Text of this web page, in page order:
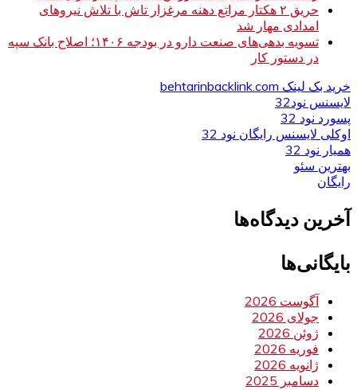
حریق ۲ هکتار مراتع دهنه مرغزار تاش با تلاش نیروهای
امدادی مهار شد
تسویه بدهی‌های صنعت دارو در بودجه ۱۴۰۶؛ اصلاح بانک سپه
در دستور کار
خرید بک لینک behtarinbacklink.com
لایسنس نود32
پسورد نود 32
اوکلی لایسنس رایگان نود 32
همیار نود 32
بهترین سئو
رایگان
آخرین دیدگاه‌ها
بایگانی‌ها
آگوست 2026
جولای 2026
ژوئن 2026
فوریه 2026
ژانویه 2026
دسامبر 2025